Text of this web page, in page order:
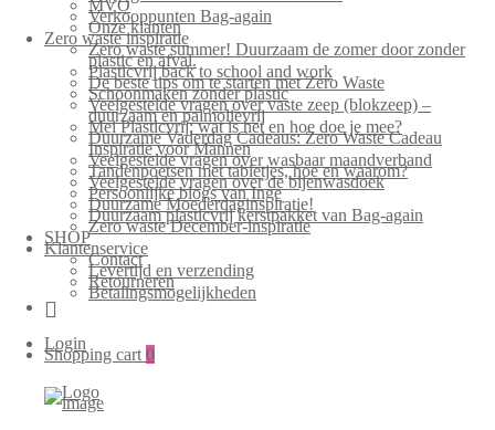
MVO
Verkooppunten Bag-again
Onze klanten
Zero waste inspiratie
Zero waste summer! Duurzaam de zomer door zonder
plastic en afval.
Plasticvrij back to school and work
De beste tips om te starten met Zero Waste
Schoonmaken zonder plastic
Veelgestelde vragen over vaste zeep (blokzeep) –
duurzaam en palmolievrij
Mei Plasticvrij: wat is het en hoe doe je mee?
Duurzame Vaderdag Cadeaus: Zero Waste Cadeau
Inspiratie voor Mannen
Veelgestelde vragen over wasbaar maandverband
Tandenpoetsen met tabletjes, hoe en waarom?
Veelgestelde vragen over de bijenwasdoek
Persoonlijke blogs van Inge
Duurzame Moederdaginspiratie!
Duurzaam plasticvrij kerstpakket van Bag-again
Zero waste December-inspiratie
SHOP
Klantenservice
Contact
Levertijd en verzending
Retourneren
Betalingsmogelijkheden
Login
Shopping cart 0